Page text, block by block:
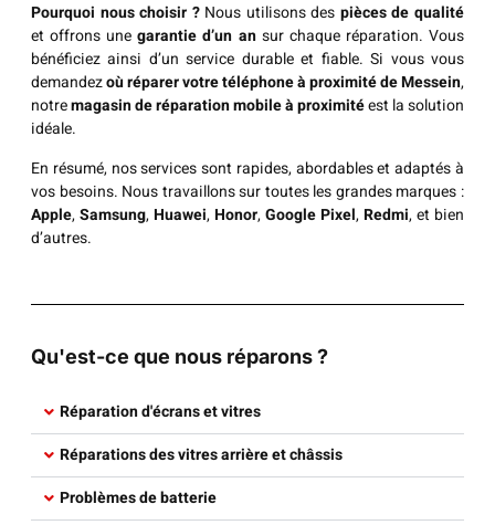
Pourquoi nous choisir ?Nous utilisons des pièces de qualité
et offrons unegarantie d’un ansur chaque réparation. Vous
bénéficiez ainsi d’un service durable et fiable. Si vous vous
demandezoù réparer votre téléphone à proximité de Messein,
notremagasin de réparation mobile à proximitéest la solution
idéale.
En résumé, nos services sont rapides, abordables et adaptés à
vos besoins. Nous travaillons sur toutes les grandes marques :
Apple,Samsung,Huawei,Honor,Google Pixel,Redmi, et bien
d’autres.
Qu'est-ce que nous réparons ?
Réparation d'écrans et vitres​
Réparations des vitres arrière et châssis​
Problèmes de batterie